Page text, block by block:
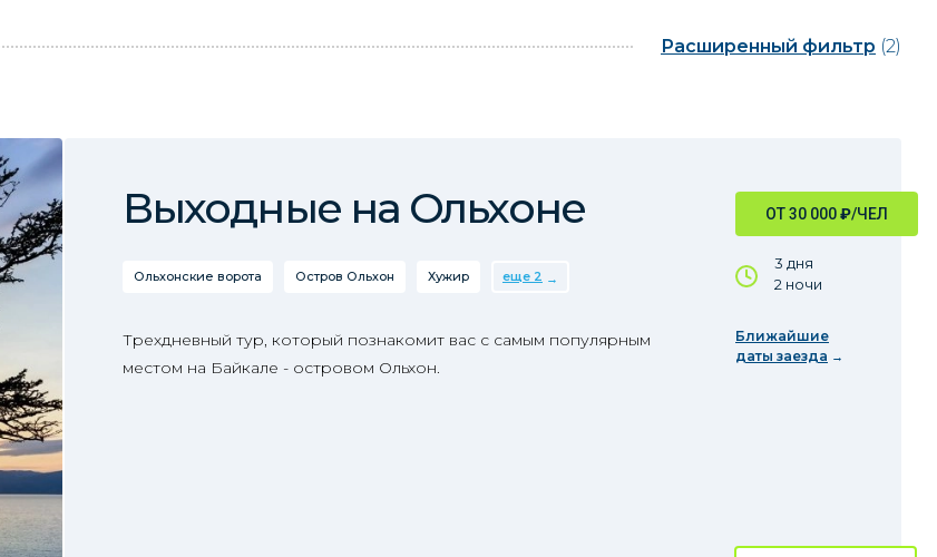
Расширенный фильтр (2)
ОТ 30 000₽/ЧЕЛ
3 дня
2 ночи
Ближайшие
даты заезда
Выходные на Ольхоне
Ольхонские ворота Остров Ольхон Хужир еще 2
Трехдневный тур, который познакомит вас с самым популярным
местом на Байкале - островом Ольхон.